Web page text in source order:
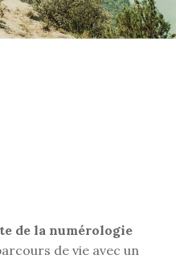
de la numérologie
de vie avec un